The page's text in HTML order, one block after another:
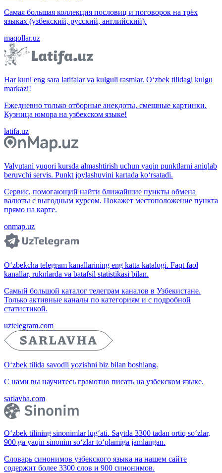
Самая большая коллекция пословиц и поговорок на трёх
языках (узбекский, русский, английский).
maqollar.uz
Har kuni eng sara latifalar va kulguli rasmlar. O‘zbek tilidagi kulgu
markazi!
Ежедневно только отборные анекдоты, смешные картинки.
Кузница юмора на узбекском языке!
latifa.uz
Valyutani yuqori kursda almashtirish uchun yaqin punktlarni aniqlab
beruvchi servis. Punkt joylashuvini kartada ko‘rsatadi.
Сервис, помогающий найти ближайшие пункты обмена
валюты с выгодным курсом. Покажет местоположение пункта
прямо на карте.
onmap.uz
O‘zbekcha telegram kanallarining eng katta katalogi. Faqt faol
kanallar, ruknlarda va batafsil statistikasi bilan.
Самый большой каталог телеграм каналов в Узбекистане.
Только активные каналы по категориям и с подробной
статистикой.
uztelegram.com
O‘zbek tilida savodli yozishni biz bilan boshlang.
С нами вы научитесь грамотно писать на узбекском языке.
sarlavha.com
O‘zbek tilining sinonimlar lug‘ati. Saytda 3300 tadan ortiq so‘zlar,
900 ga yaqin sinonim so‘zlar to‘plamiga jamlangan.
Словарь синонимов узбекского языка на нашем сайте
содержит более 3300 слов и 900 синонимов.